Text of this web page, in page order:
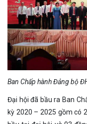
Ban Chấp hành Đảng bộ
Đại hội đã bầu ra Ban
kỳ 2020 – 2025 gồm có